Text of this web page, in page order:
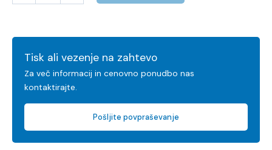
Tisk ali vezenje na zahtevo
Za več informacij in cenovno ponudbo nas
kontaktirajte.
Pošljite povpraševanje